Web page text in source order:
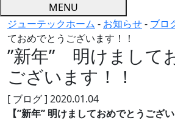
MENU
ジューテックホーム - お知らせ- ブロ
ておめでとうございます！！
”新年” 明けまして
ございます！！
[ ブログ ] 2020.01.04
【”新年” 明けましておめでとうござい